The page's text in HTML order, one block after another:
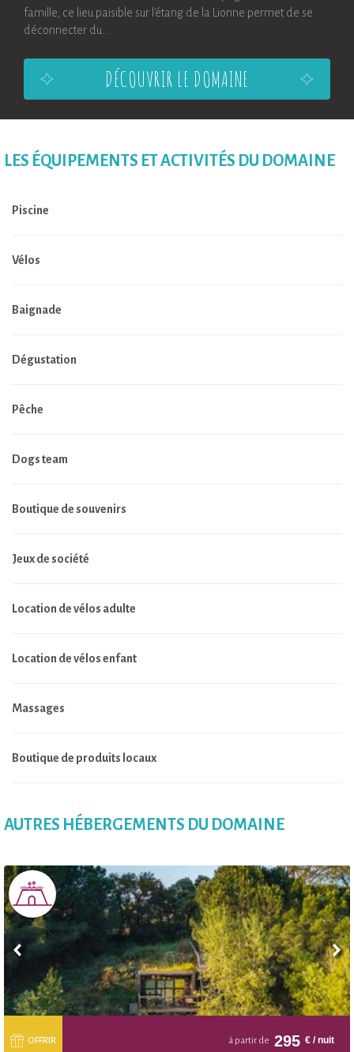
famille, ce lieu paisible sur l'étang de la Lionne permet de se
déconnecter du...
DÉCOUVRIR LE DOMAINE
LES ÉQUIPEMENTS ET ACTIVITÉS DU DOMAINE
Piscine
Vélos
Baignade
Dégustation
Pêche
Dogs team
Boutique de souvenirs
Jeux de société
Location de vélos adulte
Location de vélos enfant
Massages
Boutique de produits locaux
AUTRES HÉBERGEMENTS DU DOMAINE
OFFRIR à partir de 295 € / nuit